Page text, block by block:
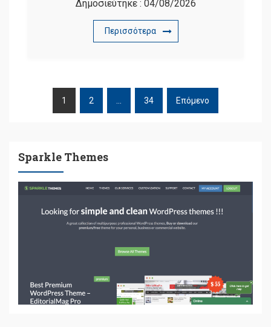
Δημοσιεύτηκε : 04/08/2026
Περισσότερα
ΠΛΟΉΓΗΣΗ
1 2 … 34 Επόμενο
Sparkle Themes